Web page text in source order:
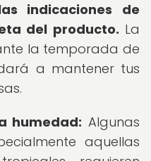
indicaciones de
del producto. La
la temporada de
a mantener tus
humedad: Algunas
aquellas